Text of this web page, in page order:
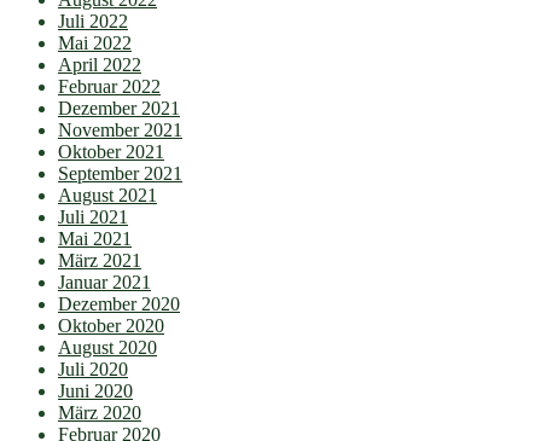
Juli 2022
Mai 2022
April 2022
Februar 2022
Dezember 2021
November 2021
Oktober 2021
September 2021
August 2021
Juli 2021
Mai 2021
März 2021
Januar 2021
Dezember 2020
Oktober 2020
August 2020
Juli 2020
Juni 2020
März 2020
Februar 2020